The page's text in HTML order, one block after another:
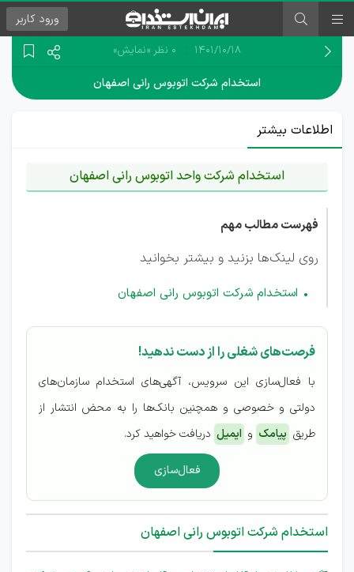
ورود کاربر
۱۴۰۱/۱۰/۱۸ 0 نظر «نمایش»
استخدام شرکت اتوبوس رانی اصفهان
اطلاعات بیشتر
استخدام شرکت واحد اتوبوس رانی اصفهان
فهرست مطالب مهم
روی لینک‌ها بزنید و بیشتر بخوانید
استخدام شرکت اتوبوس رانی اصفهان
فرصت‌های شغلی را از دست ندهید!
با فعال‌سازی این سرویس، آگهی‌های استخدام سازمان‌های
دولتی و خصوصی و همچنین بانک‌ها را به محض انتشار از
طریق پیامک و ایمیل دریافت خواهید کرد.
فعال‌سازی
استخدام شرکت اتوبوس رانی اصفهان